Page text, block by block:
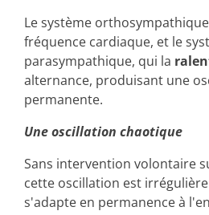
Le système
fréquence cardiaque, et le
parasympathique, qui la
alternance, produisant une
permanente.
Une oscillation chaotique
Sans intervention volontaire
cette oscillation est
s'adapte en permanence à